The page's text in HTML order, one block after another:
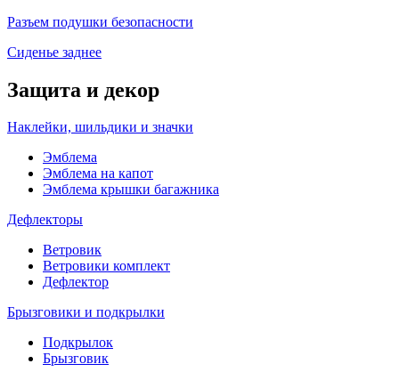
Разъем подушки безопасности
Сиденье заднее
Защита и декор
Наклейки, шильдики и значки
Эмблема
Эмблема на капот
Эмблема крышки багажника
Дефлекторы
Ветровик
Ветровики комплект
Дефлектор
Брызговики и подкрылки
Подкрылок
Брызговик